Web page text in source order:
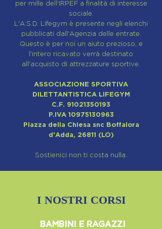
per mille dell'IRPEF a finalità di interesse
sociale.
L'A.S.D. Lifegym è presente negli elenchi
pubblicati dall'Agenzia delle entrate.
Questo è per noi un aiuto prezioso, e
l'intero ricavato verrà destinato
all'acquisto di attrezzature sportive.
ASSOCIAZIONE SPORTIVA
DILETTANTISTICA LIFEGYM
C.F. 91021350193
P.IVA 10975130963
Piazza della Chiesa snc Boffalora
d'Adda, 26811 (LO)
Sostienici non ti costa nulla.
I NOSTRI CORSI
BAMBINI E RAGAZZI